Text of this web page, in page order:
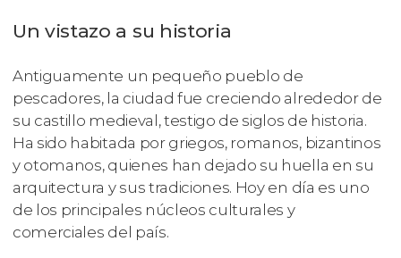
Un vistazo a su historia
Antiguamente un pequeño pueblo de
pescadores, la ciudad fue creciendo alrededor de
su castillo medieval, testigo de siglos de historia.
Ha sido habitada por griegos, romanos, bizantinos
y otomanos, quienes han dejado su huella en su
arquitectura y sus tradiciones. Hoy en día es uno
de los principales núcleos culturales y
comerciales del país.